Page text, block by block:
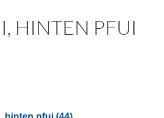
HINTEN PFUI